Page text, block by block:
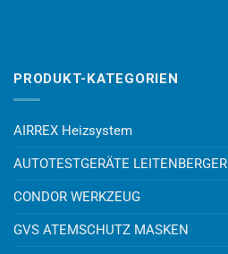
PRODUKT-KATEGORIEN
AIRREX Heizsystem
AUTOTESTGERÄTE LEITENBERGER
CONDOR WERKZEUG
GVS ATEMSCHUTZ MASKEN